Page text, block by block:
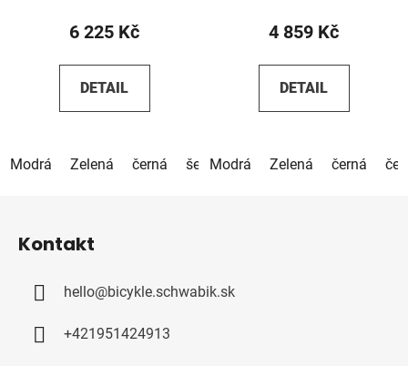
6 225 Kč
DETAIL
Modrá Zelená černá šedá
4 859 Kč
DETAIL
Modrá Zelená černá
Kontakt
hello@bicykle.schwabik.sk
+421951424913